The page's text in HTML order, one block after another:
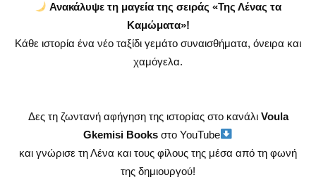
Ανακάλυψε τη μαγεία της σειράς «Της Λένας τα
Καμώματα»!
Κάθε ιστορία ένα νέο ταξίδι γεμάτο συναισθήματα, όνειρα και
χαμόγελα.
Δες τη ζωντανή αφήγηση της ιστορίας στο κανάλι Voula
Gkemisi Books στο YouTube
και γνώρισε τη Λένα και τους φίλους της μέσα από τη φωνή
της δημιουργού!